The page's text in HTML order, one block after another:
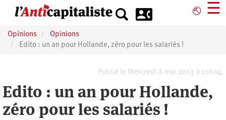
principal
⎋ ☰
Opinions
Opinions
Edito : un an pour Hollande, zéro pour les salariés !
Publié le Mercredi 8 mai 2013 à 11h04.
Edito : un an pour Hollande,
zéro pour les salariés !